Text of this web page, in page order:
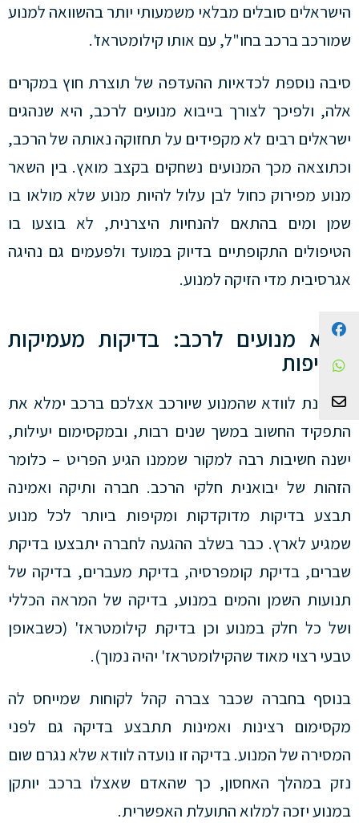
הישראלים סובלים מבלאי משמעותי יותר בהשוואה למנוע
שמורכב ברכב בחו"ל, עם אותו קילומטראז'.
סיבה נוספת לכדאיות ההעדפה של תוצרת חוץ במקרים
אלה, ולפיכך לצורך בייבוא מנועים לרכב, היא שנהגים
ישראלים רבים לא מקפידים על תחזוקה נאותה של הרכב,
וכתוצאה מכך המנועים נשחקים בקצב מואץ. בין השאר
מנוע מפירוק כחול לבן עלול להיות מנוע שלא מולאו בו
שמן ומים בהתאם להנחיות היצרנית, לא בוצעו בו
הטיפולים התקופתיים בדיוק במועד ולפעמים גם נהיגה
אגרסיבית מדי הזיקה למנוע.
ייבוא מנועים לרכב: בדיקות מעמיקות
ומקיפות
על-מנת לוודא שהמנוע שיורכב אצלכם ברכב ימלא את
התפקיד החשוב במשך שנים רבות, ובמקסימום יעילות,
ישנה חשיבות רבה למקור שממנו הגיע הפריט – כלומר
הזהות של יבואנית חלקי הרכב. חברה ותיקה ואמינה
תבצע בדיקות מדוקדקות ומקיפות ביותר לכל מנוע
שמגיע לארץ. כבר בשלב ההגעה לחברה יתבצעו בדיקת
שברים, בדיקת קומפרסיה, בדיקת מעברים, בדיקה של
תנועות השמן והמים במנוע, בדיקה של המראה הכללי
ושל כל חלק במנוע וכן בדיקת קילומטראז' (כשבאופן
טבעי רצוי מאוד שהקילומטראז' יהיה נמוך).
בנוסף בחברה שכבר צברה קהל לקוחות שמייחס לה
מקסימום רצינות ואמינות תתבצע בדיקה גם לפני
המסירה של המנוע. בדיקה זו נועדה לוודא שלא נגרם שום
נזק במהלך האחסון, כך שהאדם שאצלו ברכב יותקן
במנוע יזכה למלוא התועלת האפשרית.
WhatsApp
צור קשר